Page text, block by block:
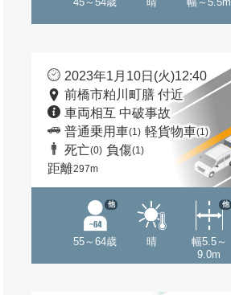
2023年1月10日(火)12:40
前橋市粕川町膳 付近
車両相互 中破事故
普通乗用車(1) 軽貨物車(1)
死亡(0) 負傷(1)
距離297m
55～64歳
他
晴
幅5.5～
9.0m
他